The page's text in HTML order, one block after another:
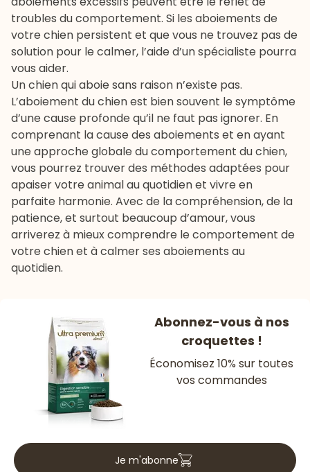
troubles du comportement. Si les aboiements de
votre chien persistent et que vous ne trouvez pas de
solution pour le calmer, l’aide d’un spécialiste pourra
vous aider.
Un chien qui aboie sans raison n’existe pas.
L’aboiement du chien est bien souvent le symptôme
d’une cause profonde qu’il ne faut pas ignorer. En
comprenant la cause des aboiements et en ayant
une approche globale du comportement du chien,
vous pourrez trouver des méthodes adaptées pour
apaiser votre animal au quotidien et vivre en
parfaite harmonie. Avec de la compréhension, de la
patience, et surtout beaucoup d’amour, vous
arriverez à mieux comprendre le comportement de
votre chien et à calmer ses aboiements au
quotidien.
Abonnez-vous à nos
croquettes !
Économisez 10% sur toutes
vos commandes
Je m'abonne